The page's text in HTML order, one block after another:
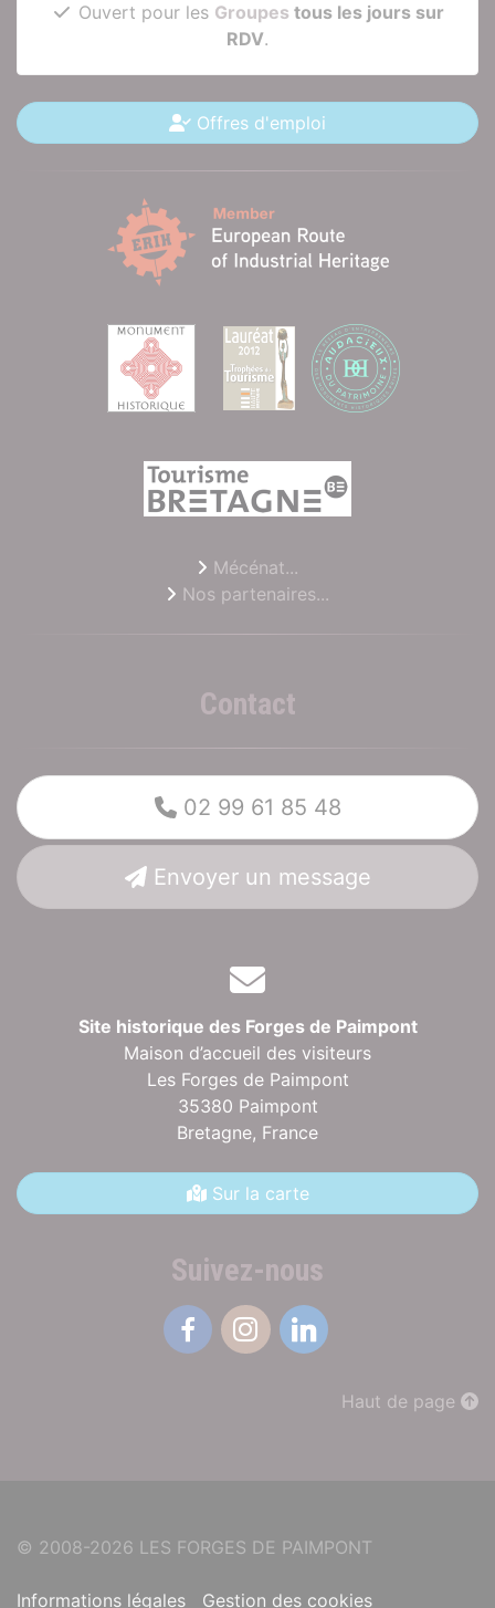
Ouvert pour les Groupes tous les jours sur
RDV.
Offres d'emploi
Mécénat...
Nos partenaires...
Contact
02 99 61 85 48
Envoyer un message
Site historique des Forges de Paimpont
Maison d’accueil des visiteurs
Les Forges de Paimpont
35380 Paimpont
Bretagne, France
Sur la carte
Suivez-nous
Haut de page
© 2008-2026 LES FORGES DE PAIMPONT
Informations légales Gestion des cookies